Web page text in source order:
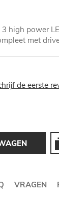
high power
met
de eerste
VRAGEN